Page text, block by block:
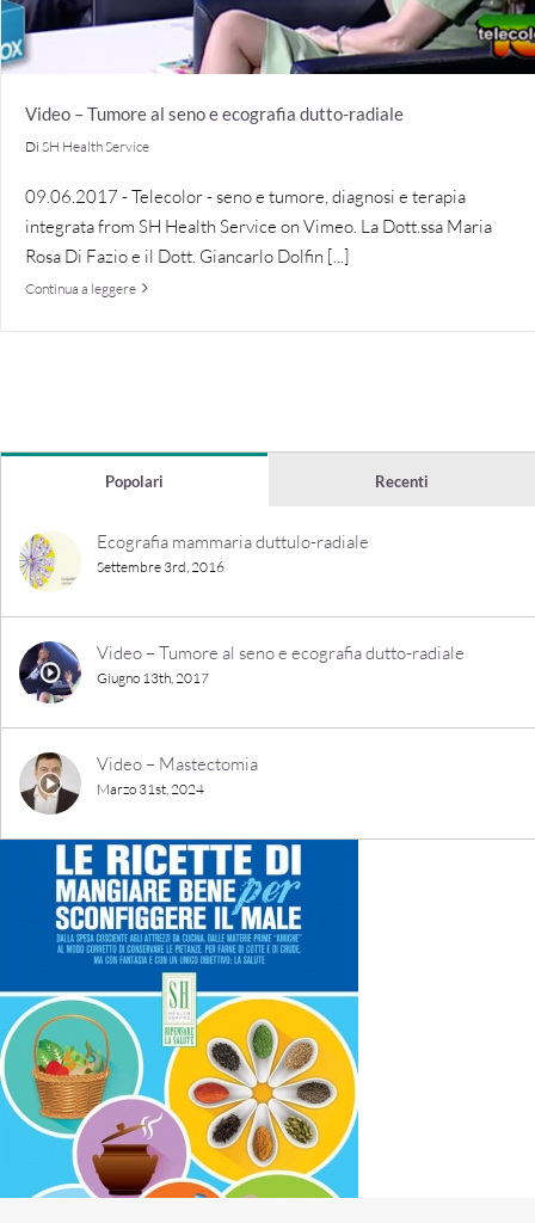
Video – Tumore al seno e ecografia dutto-radiale
Di SH Health Service
09.06.2017 - Telecolor - seno e tumore, diagnosi e terapia
integrata from SH Health Service on Vimeo. La Dott.ssa Maria
Rosa Di Fazio e il Dott. Giancarlo Dolfin [...]
Continua a leggere
Popolari Recenti
Ecografia mammaria duttulo-radiale
Settembre 3rd, 2016
Video – Tumore al seno e ecografia dutto-radiale
Giugno 13th, 2017
Video – Mastectomia
Marzo 31st, 2024